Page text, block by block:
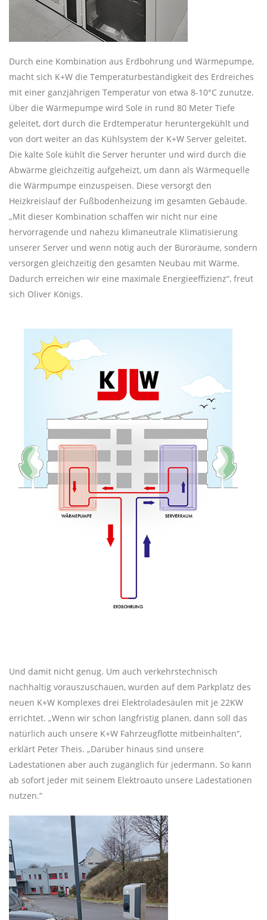
Durch eine Kombination aus Erdbohrung und Wärmepumpe,
macht sich K+W die Temperaturbeständigkeit des Erdreiches
mit einer ganzjährigen Temperatur von etwa 8-10°C zunutze.
Über die Wärmepumpe wird Sole in rund 80 Meter Tiefe
geleitet, dort durch die Erdtemperatur heruntergekühlt und
von dort weiter an das Kühlsystem der K+W Server geleitet.
Die kalte Sole kühlt die Server herunter und wird durch die
Abwärme gleichzeitig aufgeheizt, um dann als Wärmequelle
die Wärmpumpe einzuspeisen. Diese versorgt den
Heizkreislauf der Fußbodenheizung im gesamten Gebäude.
„Mit dieser Kombination schaffen wir nicht nur eine
hervorragende und nahezu klimaneutrale Klimatisierung
unserer Server und wenn nötig auch der Büroräume, sondern
versorgen gleichzeitig den gesamten Neubau mit Wärme.
Dadurch erreichen wir eine maximale Energieeffizienz“, freut
sich Oliver Königs.
Und damit nicht genug. Um auch verkehrstechnisch
nachhaltig vorauszuschauen, wurden auf dem Parkplatz des
neuen K+W Komplexes drei Elektroladesäulen mit je 22KW
errichtet. „Wenn wir schon langfristig planen, dann soll das
natürlich auch unsere K+W Fahrzeugflotte mitbeinhalten“,
erklärt Peter Theis. „Darüber hinaus sind unsere
Ladestationen aber auch zugänglich für jedermann. So kann
ab sofort jeder mit seinem Elektroauto unsere Ladestationen
nutzen.“